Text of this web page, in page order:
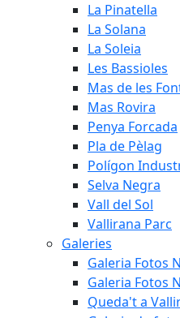
La Pinatella
La Solana
La Soleia
Les Bassioles
Mas de les
Mas Rovira
Penya Forcada
Pla de Pèlag
Polígon
Selva Negra
Vall del Sol
Vallirana Parc
Galeries
Galeria Fotos
Galeria Fotos
Queda't a